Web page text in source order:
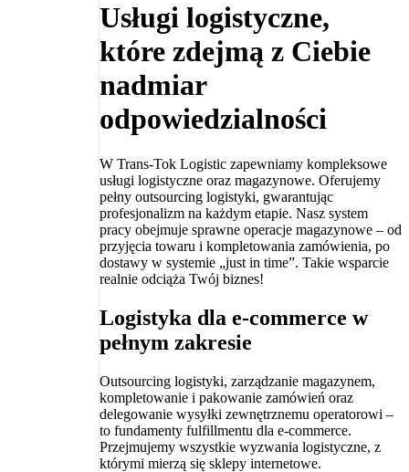
Usługi logistyczne,
które zdejmą z Ciebie
nadmiar
odpowiedzialności
W Trans-Tok Logistic zapewniamy kompleksowe
usługi logistyczne oraz magazynowe. Oferujemy
pełny outsourcing logistyki, gwarantując
profesjonalizm na każdym etapie. Nasz system
pracy obejmuje sprawne operacje magazynowe – od
przyjęcia towaru i kompletowania zamówienia, po
dostawy w systemie „just in time”. Takie wsparcie
realnie odciąża Twój biznes!
Logistyka dla e-commerce w
pełnym zakresie
Outsourcing logistyki, zarządzanie magazynem,
kompletowanie i pakowanie zamówień oraz
delegowanie wysyłki zewnętrznemu operatorowi –
to fundamenty fulfillmentu dla e-commerce.
Przejmujemy wszystkie wyzwania logistyczne, z
którymi mierzą się sklepy internetowe.